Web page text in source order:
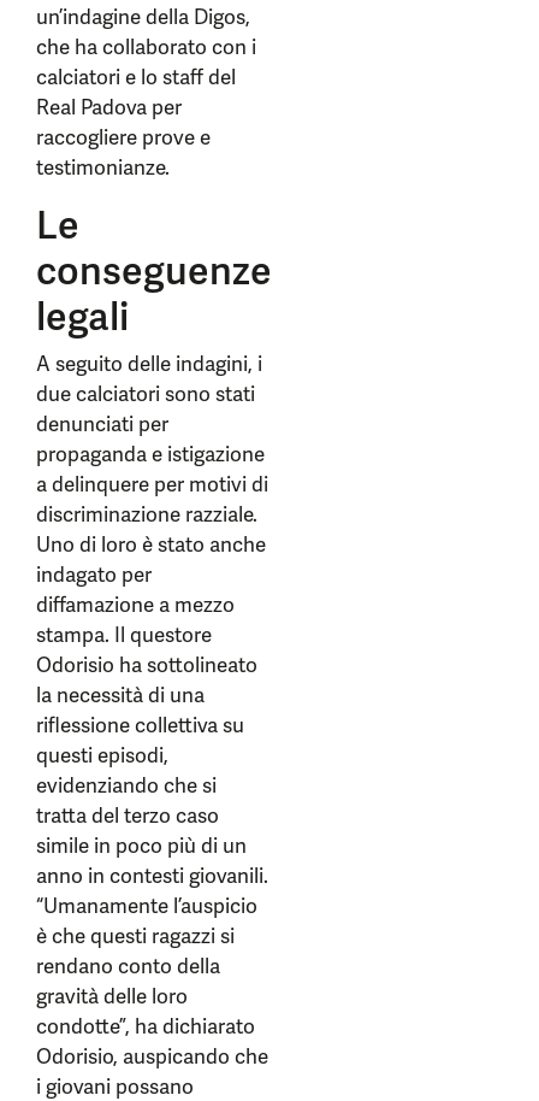
un’indagine della Digos,
che ha collaborato con i
calciatori e lo staff del
Real Padova per
raccogliere prove e
testimonianze.
Le
conseguenze
legali
A seguito delle indagini, i
due calciatori sono stati
denunciati per
propaganda e istigazione
a delinquere per motivi di
discriminazione razziale.
Uno di loro è stato anche
indagato per
diffamazione a mezzo
stampa. Il questore
Odorisio ha sottolineato
la necessità di una
riflessione collettiva su
questi episodi,
evidenziando che si
tratta del terzo caso
simile in poco più di un
anno in contesti giovanili.
“Umanamente l’auspicio
è che questi ragazzi si
rendano conto della
gravità delle loro
condotte”, ha dichiarato
Odorisio, auspicando che
i giovani possano